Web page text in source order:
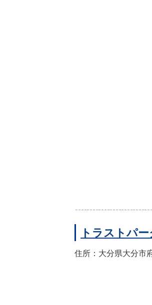
トラストパ
住所：大分県大分市